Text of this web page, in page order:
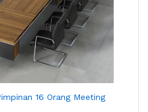
16 Orang Meeting